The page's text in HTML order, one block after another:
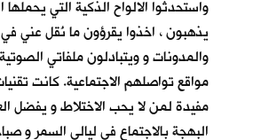
واستحدثوا الالواح الذكية التي
يذهبون ، اخذوا يقرؤون ما نُقل عني في
والمدونات و ويتبادلون ملفاتي
مواقع تواصلهم الاجتماعية. كانت
مفيدة لمن لا يحب الاختلاط و يفضل
البهجة بالاجتماع في ليالي السمر و